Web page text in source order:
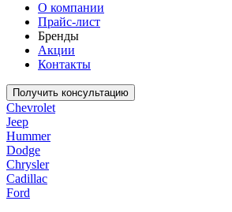
О компании
Прайс-лист
Бренды
Акции
Контакты
Получить консультацию
Chevrolet
Jeep
Hummer
Dodge
Chrysler
Cadillac
Ford